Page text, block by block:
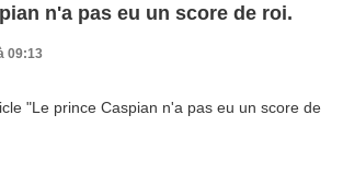
n'a pas eu un score de roi.
09:13